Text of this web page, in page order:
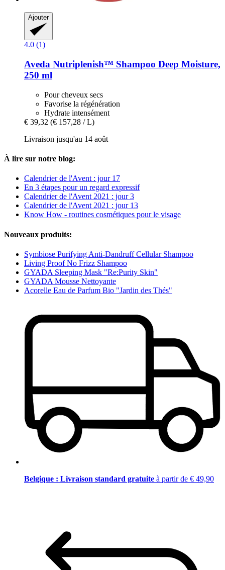
Ajouter
4.0 (1)
Aveda Nutriplenish™ Shampoo Deep Moisture,
250 ml
Pour cheveux secs
Favorise la régénération
Hydrate intensément
€ 39,32 (€ 157,28 / L)
Livraison jusqu'au 14 août
À lire sur notre blog:
Calendrier de l'Avent : jour 17
En 3 étapes pour un regard expressif
Calendrier de l'Avent 2021 : jour 3
Calendrier de l'Avent 2021 : jour 13
Know How - routines cosmétiques pour le visage
Nouveaux produits:
Symbiose Purifying Anti-Dandruff Cellular Shampoo
Living Proof No Frizz Shampoo
GYADA Sleeping Mask "Re:Purity Skin"
GYADA Mousse Nettoyante
Acorelle Eau de Parfum Bio "Jardin des Thés"
Belgique : Livraison standard gratuite à partir de € 49,90